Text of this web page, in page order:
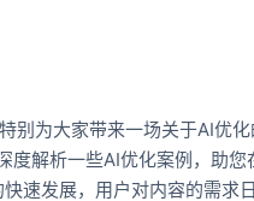
别为大家带来一场关于AI优化
度解析一些AI优化案例，助您
速发展，用户对内容的需求